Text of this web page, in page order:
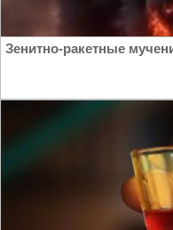
Зенитно-ракетные